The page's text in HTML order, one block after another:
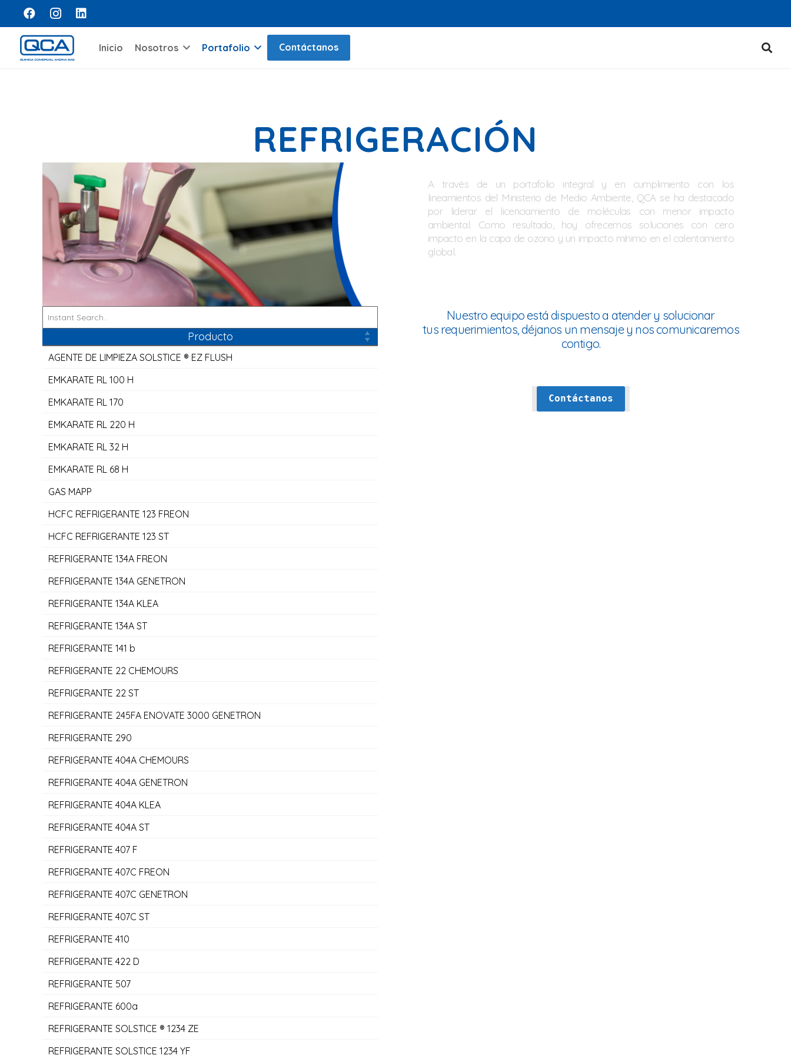
Inicio Nosotros Portafolio Contáctanos
REFRIGERACIÓN
Producto
AGENTE DE LIMPIEZA SOLSTICE ® EZ FLUSH
EMKARATE RL 100 H
EMKARATE RL 170
EMKARATE RL 220 H
EMKARATE RL 32 H
EMKARATE RL 68 H
GAS MAPP
HCFC REFRIGERANTE 123 FREON
HCFC REFRIGERANTE 123 ST
REFRIGERANTE 134A FREON
REFRIGERANTE 134A GENETRON
REFRIGERANTE 134A KLEA
REFRIGERANTE 134A ST
REFRIGERANTE 141 b
REFRIGERANTE 22 CHEMOURS
REFRIGERANTE 22 ST
REFRIGERANTE 245FA ENOVATE 3000 GENETRON
REFRIGERANTE 290
REFRIGERANTE 404A CHEMOURS
REFRIGERANTE 404A GENETRON
REFRIGERANTE 404A KLEA
REFRIGERANTE 404A ST
REFRIGERANTE 407 F
REFRIGERANTE 407C FREON
REFRIGERANTE 407C GENETRON
REFRIGERANTE 407C ST
REFRIGERANTE 410
REFRIGERANTE 422 D
REFRIGERANTE 507
REFRIGERANTE 600a
REFRIGERANTE SOLSTICE ® 1234 ZE
REFRIGERANTE SOLSTICE 1234 YF
A través de un portafolio integral y en cumplimiento con los
lineamientos del Ministerio de Medio Ambiente, QCA se ha destacado
por liderar el licenciamiento de moléculas con menor impacto
ambiental. Como resultado, hoy ofrecemos soluciones con cero
impacto en la capa de ozono y un impacto mínimo en el calentamiento
global.
Nuestro equipo está dispuesto a atender y solucionar
tus requerimientos, déjanos un mensaje y nos comunicaremos
contigo.
Contáctanos